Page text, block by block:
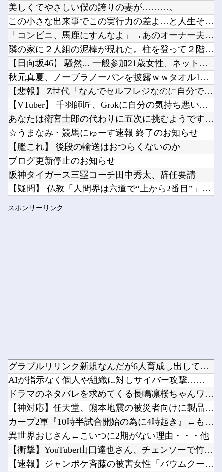
Powered by livedoor 相互RSS
【朗報】『FE万紫千紅』、ついにキャラ成長率がゲーム内で見れるようになる他
メディア「Switch2、499ドルでも安い800ドル超えるかも。PS5は直近での値上げ可...
日本の防衛白書「韓国は重要な隣国」だと3年連続で位置づけ…韓国メディア！他
まだ墓石があるだけマシと見るべきか。今はもう合葬墓ばかり他
「ドカ食いダイスキ！もちづきさん」TVアニメ化他
Powered by livedoor 相互RSS
美しくてやさしい僕の誇りの妻が………。
この小さな出来事でこの実行力の差よ…と人生そのものが心配にな...
「コンビニ、馬鹿にすんなよ」→あのオーナー夫婦、不起訴ｗｗｗ...
隣の家に２人組の泥棒が現れた。柱を登って２階から侵入しようと...
【日向坂46】 騒然... 一般参加21歳女性、ネットニュー...
秋元真夏、ノーブラノーパンを披露ｗｗタオル1枚で隠す姿がほぼ...
【悲報】 Z世代「なんでセルフレジなのに自分で商品通さないと...
【VTuber】 千羽師匠、Grokに自分の気持ち悪いツイー...
あなたは衛宮士郎の代わりに五次に挑むようです 第411話
☆うまなみ・競馬にゅーす速報 終了のお知らせ
【艦これ】 後段の輸送はおつらくないのか
ブログ更新停止のお知らせ
阪神タイガース三塁コーチ田中秀太、辞任要請
【疑問】 仏教「人間界は六道で“上から2番目”」←いや本当か...
ワールドトリガー復活について。
スポンサーリンク
グラブルリリンク新規なんだが6人育成し出して挫折した、これ全...
AIが指示なく個人や組織に対しサイバー攻撃…英政府機関の性能...
ドラマのネタバレを求めてくる長嶋凛桜ちゃんワロタｗ【乃木坂4...
【神対応】任天堂、熊本地震の被災者向けに製品修理を無償対応へ...
カープ2軍『10時半試合開始の為に4時起き』←もっと良い猛暑...
異世界おじさん←こいつに2期がない理由・・・他
【衝撃】YouTuber山口達也さん、チェンソーで竹を切るだ...
【速報】ジャンポケ斉藤の被害女性「バウムクーヘン売ったりTi...